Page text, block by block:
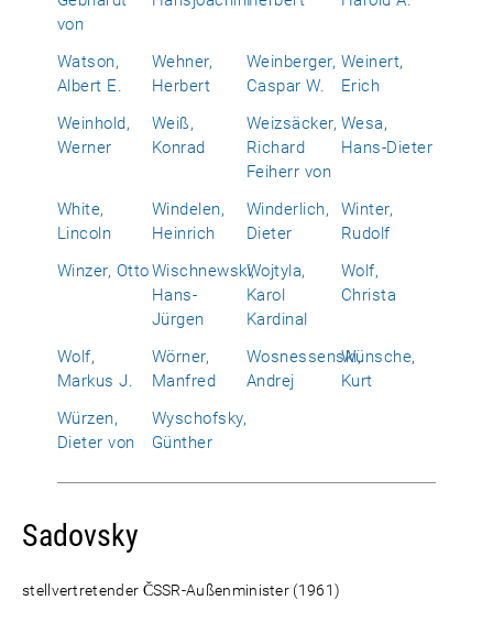
von
Watson,
Albert E.
Wehner,
Herbert
Weinberger,
Caspar W.
Weinert,
Erich
Weinhold,
Werner
Weiß,
Konrad
Weizsäcker,
Richard
Feiherr von
Wesa,
Hans-Dieter
White,
Lincoln
Windelen,
Heinrich
Winderlich,
Dieter
Winter,
Rudolf
Winzer, OttoWischnewski,
Hans-
Jürgen
Wojtyla,
Karol
Kardinal
Wolf,
Christa
Wolf,
Markus J.
Wörner,
Manfred
Wosnessenski,
Andrej
Wünsche,
Kurt
Würzen,
Dieter von
Wyschofsky,
Günther
Sadovsky
stellvertretender ČSSR-Außenminister (1961)